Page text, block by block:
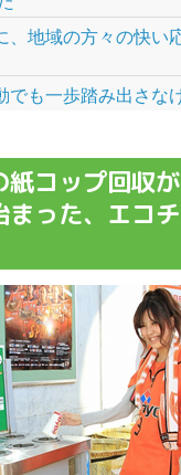
、地域の方々の快い
でも一歩踏み出さな
紙コップ回収
まった、エコ